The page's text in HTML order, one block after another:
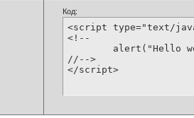
Код:
<script type="text/
<!--
//-->
</script>